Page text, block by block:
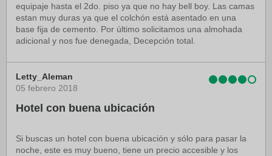
equipaje hasta el 2do. piso ya que no hay bell boy. Las camas
estan muy duras ya que el colchón está asentado en una
base fija de cemento. Por último solicitamos una almohada
adicional y nos fue denegada, Decepción total.
Letty_Aleman
05 febrero 2018
Hotel con buena ubicación
Si buscas un hotel con buena ubicación y sólo para pasar la
noche, este es muy bueno, tiene un precio accesible y los